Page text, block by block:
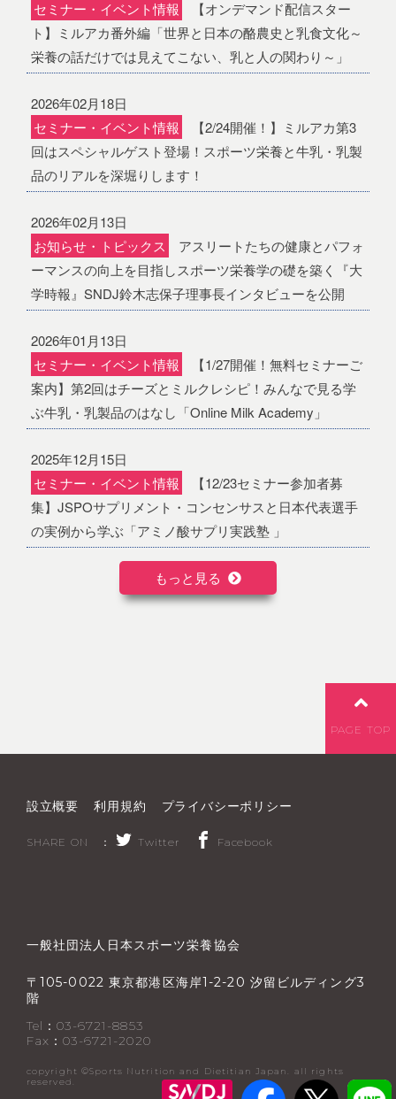
セミナー・イベント情報
【オンデマンド配信スター
ト】ミルアカ番外編「世界と日本の酪農史と乳食文化～
栄養の話だけでは見えてこない、乳と人の関わり～」
2026年02月18日
セミナー・イベント情報
【2/24開催！】ミルアカ第3
回はスペシャルゲスト登場！スポーツ栄養と牛乳・乳製
品のリアルを深堀りします！
2026年02月13日
お知らせ・トピックス
アスリートたちの健康とパフォ
ーマンスの向上を目指しスポーツ栄養学の礎を築く『大
学時報』SNDJ鈴木志保子理事長インタビューを公開
2026年01月13日
セミナー・イベント情報
【1/27開催！無料セミナーご
案内】第2回はチーズとミルクレシピ！みんなで見る学
ぶ牛乳・乳製品のはなし「Online Milk Academy」
2025年12月15日
セミナー・イベント情報
【12/23セミナー参加者募
集】JSPOサプリメント・コンセンサスと日本代表選手
の実例から学ぶ「アミノ酸サプリ実践塾 」
もっと見る
PAGE TOP
設立概要 利用規約 プライバシーポリシー
SHARE ON ： Twitter Facebook
一般社団法人日本スポーツ栄養協会
〒 105-0022 東京都港区海岸1-2-20 汐留ビルディング3
階
Tel：03-6721-8853
Fax：03-6721-2020
copyright ©︎Sports Nutrition and Dietitian Japan. all rights
reserved.